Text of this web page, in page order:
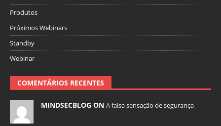
Produtos
Próximos Webinars
Standby
Webinar
COMENTÁRIOS RECENTES
MINDSECBLOG ON A falsa sensação de segurança